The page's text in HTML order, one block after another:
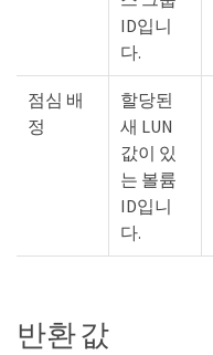
ID입니
다.
점심 배
정
할당된
새 LUN
값이 있
는 볼륨
ID입니
다.
반환 값